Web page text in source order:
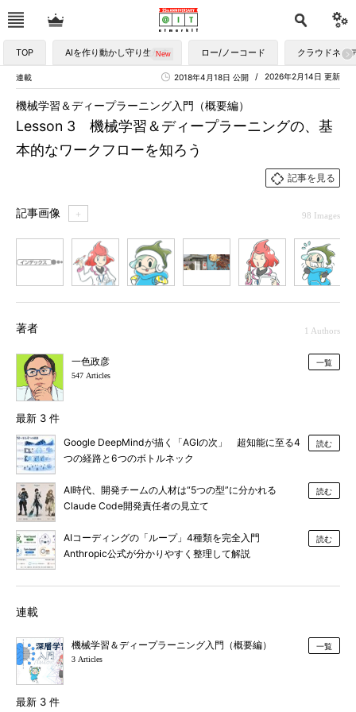
TOP AIを作り動かし守り生かす ロー/ノーコード クラウドネイ
連載 2026年2月14日 更新
2018年4月18日 公開
Lesson 3 機械学習＆ディープラーニングの、基
本的なワークフローを知ろう
機械学習＆ディープラーニング入門（概要編）
記事を見る
記事画像 ＋ 98 Images
著者 1 Authors
一色政彦
547 Articles
一覧
最新 3 件
Google DeepMindが描く「AGIの次」 超知能に至る4
つの経路と6つのボトルネック
読む
AI時代、開発チームの人材は“5つの型”に分かれる
Claude Code開発責任者の見立て
読む
AIコーディングの「ループ」4種類を完全入門
Anthropic公式が分かりやすく整理して解説
読む
連載
機械学習＆ディープラーニング入門（概要編）
3 Articles
一覧
最新 3 件